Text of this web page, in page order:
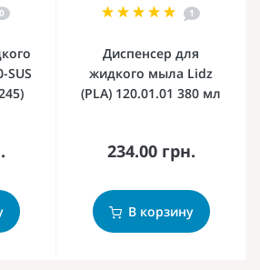
0
SUS
1
Диспенсер для
жидкого мыла Lidz
(PLA) 120.01.01 380 мл
234.00 грн.
В корзину